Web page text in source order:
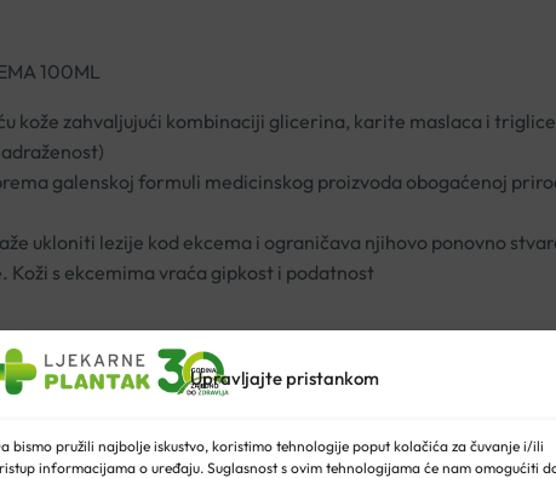
Upravljajte pristankom
bismo pružili najbolje iskustvo, koristimo tehnologije poput kolačića za čuvanje i/ili
informacijama o uređaju. Suglasnost s ovim tehnologijama će nam omogućiti
100ML
kože zahvaljujući kombinaciji glicerina, karite maslaca i
galenskoj formuli medicinskog proizvoda obogaćenoj
ukloniti lezije kod ekcema i ograničava njihovo ponovno
Koži s ekcemima vraća gipkost i podatnost